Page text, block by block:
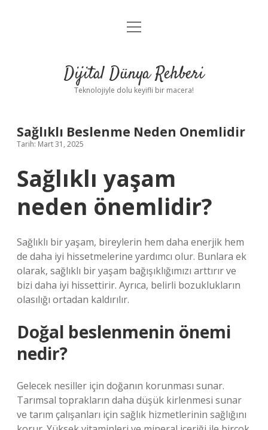
Anasayfa
Yasal Uyarı
menüyü
Dijital Dünya Rehberi
Teknolojiyle dolu keyifli bir macera!
Sağlıklı Beslenme Neden Onemlidir
Tarih: Mart 31, 2025
Sağlıklı yaşam
neden önemlidir?
Sağlıklı bir yaşam, bireylerin hem daha enerjik hem
de daha iyi hissetmelerine yardımcı olur. Bunlara ek
olarak, sağlıklı bir yaşam bağışıklığımızı arttırır ve
bizi daha iyi hissettirir. Ayrıca, belirli bozuklukların
olasılığı ortadan kaldırılır.
Doğal beslenmenin önemi
nedir?
Gelecek nesiller için doğanın korunması sunar.
Tarımsal toprakların daha düşük kirlenmesi sunar
ve tarım çalışanları için sağlık hizmetlerinin sağlığını